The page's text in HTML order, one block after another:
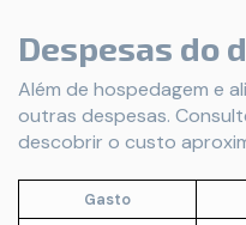
Despesas do
Além de hospedagem e
outras despesas.
descobrir o custo
Gasto